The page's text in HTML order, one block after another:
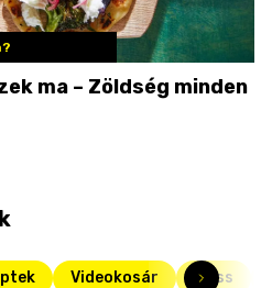
ma – Zöldség minden
Videokosár Friss